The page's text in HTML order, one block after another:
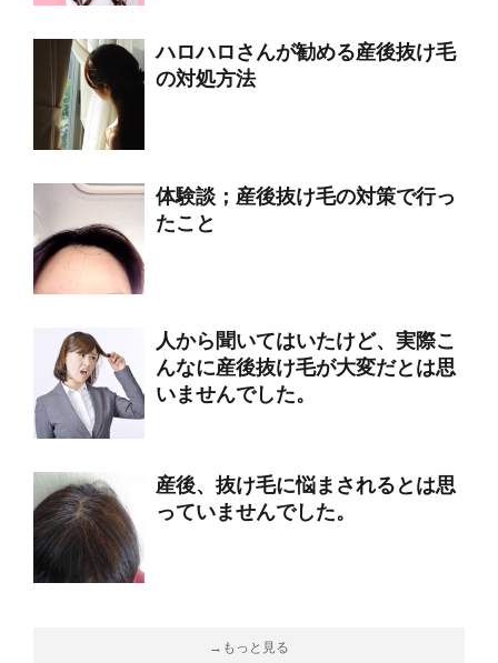
ハロハロさんが勧める産後抜け毛
の対処方法
体験談；産後抜け毛の対策で行っ
たこと
人から聞いてはいたけど、実際こ
んなに産後抜け毛が大変だとは思
いませんでした。
産後、抜け毛に悩まされるとは思
っていませんでした。
→もっと見る